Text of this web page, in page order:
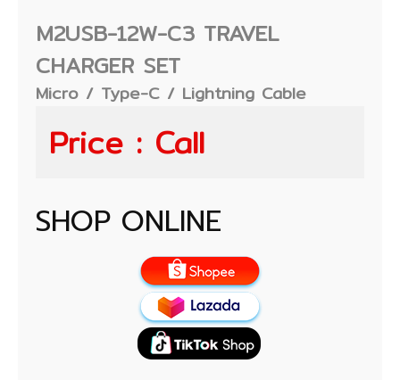
M2USB-12W-C3 TRAVEL
CHARGER SET
Micro / Type-C / Lightning Cable
Price : Call
SHOP ONLINE